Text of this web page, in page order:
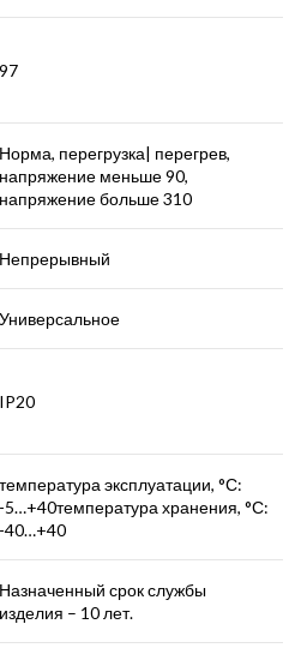
97
Норма, перегрузка| перегрев,
напряжение меньше 90,
напряжение больше 310
Непрерывный
Универсальное
IP20
температура эксплуатации, °С:
-5…+40температура хранения, °С:
-40…+40
Назначенный срок службы
изделия – 10 лет.